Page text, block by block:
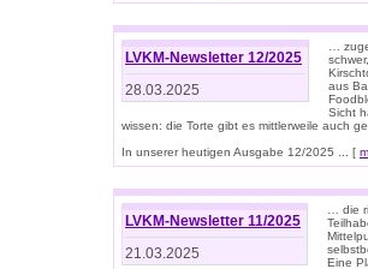
LVKM-Newsletter 12/2025
28.03.2025
…
aus
Sicht
wissen: die Torte gibt es mittlerweile auch
In unserer heutigen Ausgabe 12/2025 ... [
LVKM-Newsletter 11/2025
21.03.2025
… die
Eine